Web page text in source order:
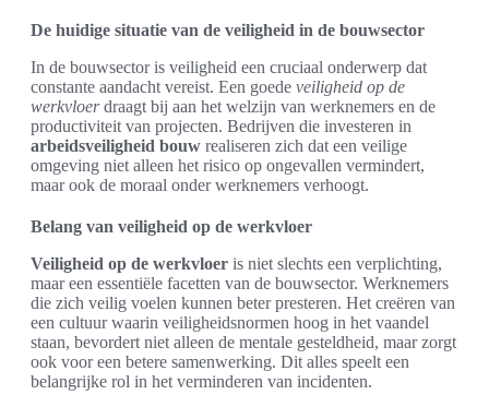
De huidige situatie van de veiligheid in de bouwsector
In de bouwsector is veiligheid een cruciaal onderwerp dat
constante aandacht vereist. Een goede veiligheid op de
werkvloerdraagt bij aan het welzijn van werknemers en de
productiviteit van projecten. Bedrijven die investeren in
arbeidsveiligheid bouw realiseren zich dat een veilige
omgeving niet alleen het risico op ongevallen vermindert,
maar ook de moraal onder werknemers verhoogt.
Belang van veiligheid op de werkvloer
Veiligheid op de werkvloer is niet slechts een verplichting,
maar een essentiële facetten van de bouwsector. Werknemers
die zich veilig voelen kunnen beter presteren. Het creëren van
een cultuur waarin veiligheidsnormen hoog in het vaandel
staan, bevordert niet alleen de mentale gesteldheid, maar zorgt
ook voor een betere samenwerking. Dit alles speelt een
belangrijke rol in het verminderen van incidenten.